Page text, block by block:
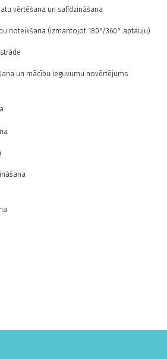
vērtēšana un salīdzināšana
noteikšana (izmantojot 180°/360° aptauju)
un mācību ieguvumu novērtējums